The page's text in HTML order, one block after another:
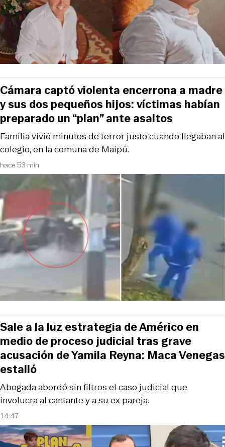
hace 53 min
Familia vivió minutos de terror justo cuando llegaban al
colegio, en la comuna de Maipú.
Cámara captó violenta encerrona a madre
y sus dos pequeños hijos: víctimas habían
preparado un “plan” ante asaltos
14:47
Abogada abordó sin filtros el caso judicial que
involucra al cantante y a su ex pareja.
Sale a la luz estrategia de Américo en
medio de proceso judicial tras grave
acusación de Yamila Reyna: Maca Venegas
estalló